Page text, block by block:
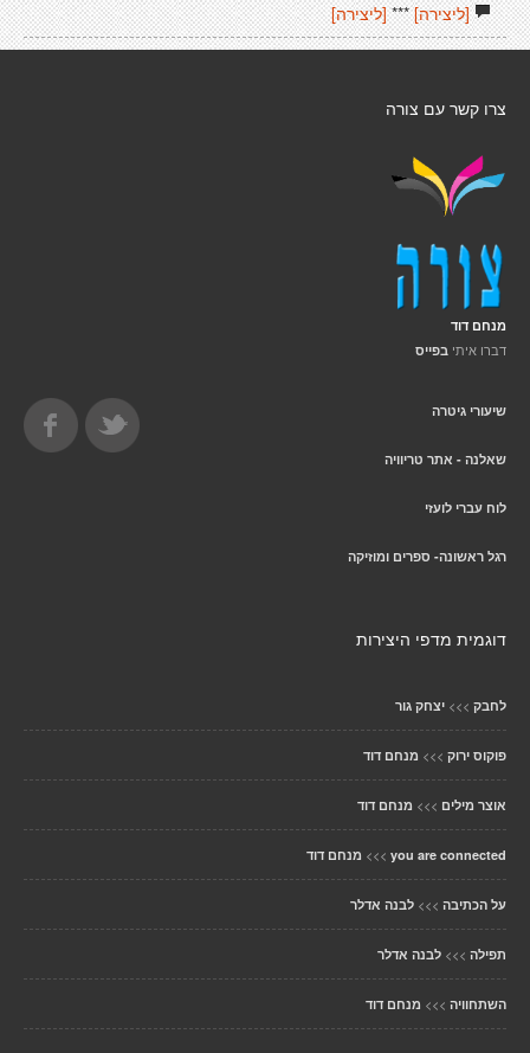
[ליצירה]*** [ליצירה]
צרו קשר עם צורה
מנחם דוד
דברו איתי בפייס
שיעורי גיטרה
שאלנה - אתר טריוויה
לוח עברי לועזי
רגל ראשונה- ספרים ומוזיקה
דוגמית מדפי היצירות
לחבק >>> יצחק גור
פוקוס ירוק >>> מנחם דוד
אוצר מילים >>> מנחם דוד
you are connected
>>> מנחם דוד
על הכתיבה >>> לבנה אדלר
תפילה >>> לבנה אדלר
השתחוויה >>> מנחם דוד